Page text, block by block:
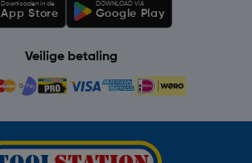
Downloaden in de
App Store
DOWNLOAD VIA
Google Play
Veilige betaling